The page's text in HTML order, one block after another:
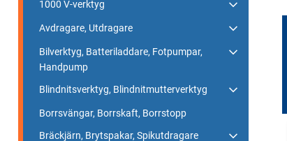
1000 V-verktyg
Avdragare, Utdragare
Bilverktyg, Batteriladdare, Fotpumpar,
Handpump
Blindnitsverktyg, Blindnitmutterverktyg
Borrsvängar, Borrskaft, Borrstopp
Bräckjärn, Brytspakar, Spikutdragare